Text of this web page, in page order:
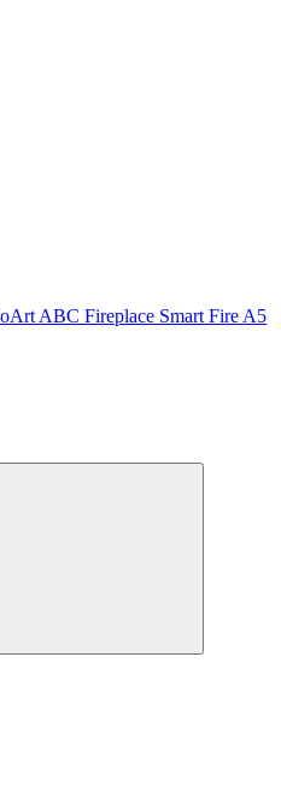
ABC Fireplace Smart Fire A5